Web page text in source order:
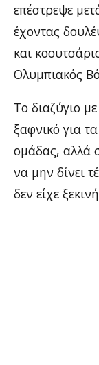
επέστρεψε
έχοντας
και
Ολυμπιακός
Το διαζύγιο
ξαφνικό για
ομάδας, αλλά
να μην δίνει
δεν είχε